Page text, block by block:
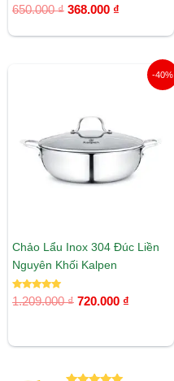
Được xếp
hạng
650.000₫ 368.000 ₫
-40%
Chảo Lẩu Inox 304 Đúc Liền
Nguyên Khối Kalpen
Được xếp
hạng
1.209.000₫
1.209.000 ₫.
720.000 ₫
Giá
hiện